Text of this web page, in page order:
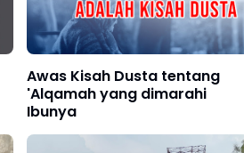
Awas Kisah Dusta tentang
'Alqamah yang dimarahi
Ibunya